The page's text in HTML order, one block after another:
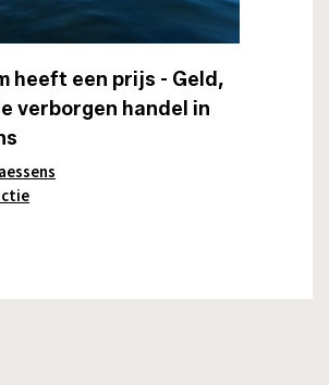
heeft een prijs - Geld,
verborgen handel in